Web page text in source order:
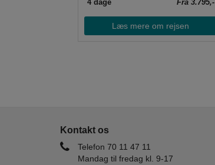
4 dage
Fra 3.795,-
Læs mere om rejsen
Kontakt os
Telefon 70 11 47 11
Mandag til fredag kl. 9-17